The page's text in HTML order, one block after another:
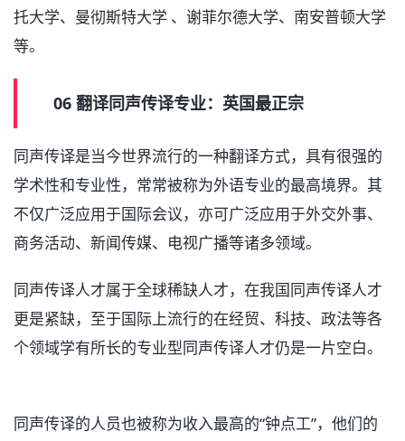
托大学、曼彻斯特大学 、谢菲尔德大学、南安普顿大学
等。
06 翻译同声传译专业：英国最正宗
同声传译是当今世界流行的一种翻译方式，具有很强的
学术性和专业性，常常被称为外语专业的最高境界。其
不仅广泛应用于国际会议，亦可广泛应用于外交外事、
商务活动、新闻传媒、电视广播等诸多领域。
同声传译人才属于全球稀缺人才，在我国同声传译人才
更是紧缺，至于国际上流行的在经贸、科技、政法等各
个领域学有所长的专业型同声传译人才仍是一片空白。
同声传译的人员也被称为收入最高的“钟点工”，他们的